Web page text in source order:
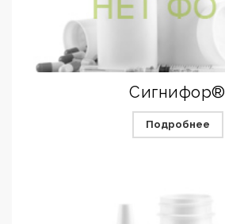
Сигнифор®
Подробнее